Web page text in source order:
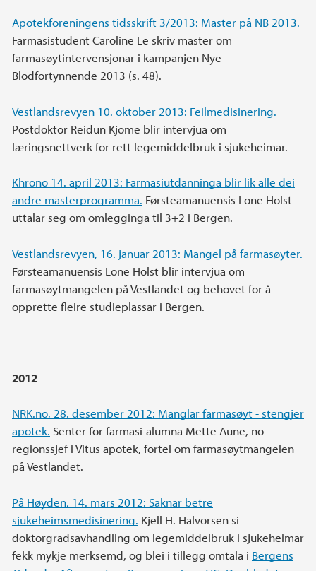
Apotekforeningens tidsskrift 3/2013: Master på NB 2013.
Farmasistudent Caroline Le skriv master om
farmasøytintervensjonar i kampanjen Nye
Blodfortynnende 2013 (s. 48).
Vestlandsrevyen 10. oktober 2013: Feilmedisinering.
Postdoktor Reidun Kjome blir intervjua om
læringsnettverk for rett legemiddelbruk i sjukeheimar.
Khrono 14. april 2013: Farmasiutdanninga blir lik alle dei
andre masterprogramma. Førsteamanuensis Lone Holst
uttalar seg om omlegginga til 3+2 i Bergen.
Vestlandsrevyen, 16. januar 2013: Mangel på farmasøyter.
Førsteamanuensis Lone Holst blir intervjua om
farmasøytmangelen på Vestlandet og behovet for å
opprette fleire studieplassar i Bergen.
2012
NRK.no, 28. desember 2012: Manglar farmasøyt - stengjer
apotek. Senter for farmasi-alumna Mette Aune, no
regionssjef i Vitus apotek, fortel om farmasøytmangelen
på Vestlandet.
På Høyden, 14. mars 2012: Saknar betre
sjukeheimsmedisinering. Kjell H. Halvorsen si
doktorgradsavhandling om legemiddelbruk i sjukeheimar
fekk mykje merksemd, og blei i tillegg omtala i Bergens